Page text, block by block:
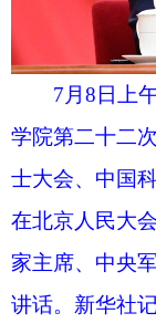
中国科学院第二
八次院士大会、
表大会8日上午在
书记、国家主席
为国家最高科学
话。他强调，“十
推进高水平科技
强国的目标坚定迈